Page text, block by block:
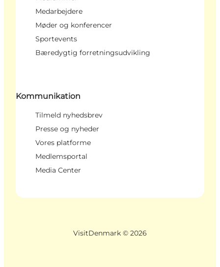
Medarbejdere
Møder og konferencer
Sportevents
Bæredygtig forretningsudvikling
Kommunikation
Tilmeld nyhedsbrev
Presse og nyheder
Vores platforme
Medlemsportal
Media Center
VisitDenmark © 2026